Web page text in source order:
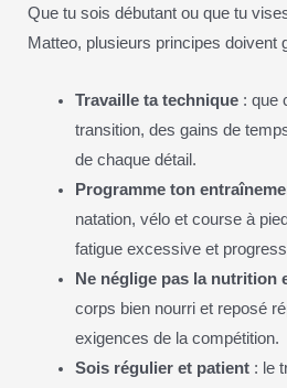
Que tu sois débutant ou que tu
Matteo, plusieurs principes doivent
Travaille ta technique : que
transition, des gains de
de chaque détail.
Programme ton
natation, vélo et course à
fatigue excessive et
Ne néglige pas la nutrition
corps bien nourri et reposé
exigences de la compétition.
Sois régulier et patient : le